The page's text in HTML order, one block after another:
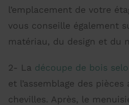
l’emplacement de votre
vous conseille également
matériau, du design et du
2- La découpe de bois
et l’assemblage des
chevilles. Après, le